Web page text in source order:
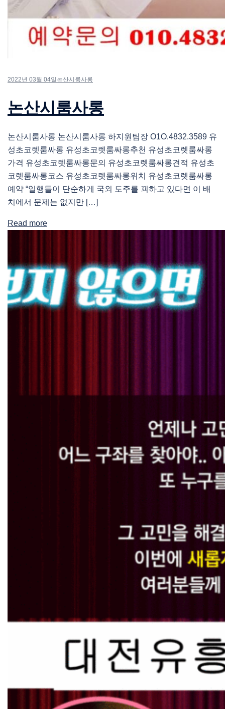
2022년 03월 04일 논산시룸사롱
논산시룸사롱
논산시룸사롱 논산시룸사롱 하지원팀장 O1O.4832.3589 유
성초코렛룸싸롱 유성초코렛룸싸롱추천 유성초코렛룸싸롱
가격 유성초코렛룸싸롱문의 유성초코렛룸싸롱견적 유성초
코렛룸싸롱코스 유성초코렛룸싸롱위치 유성초코렛룸싸롱
예약 “일행들이 단순하게 국외 도주를 꾀하고 있다면 이 배
치에서 문제는 없지만 […]
Read more